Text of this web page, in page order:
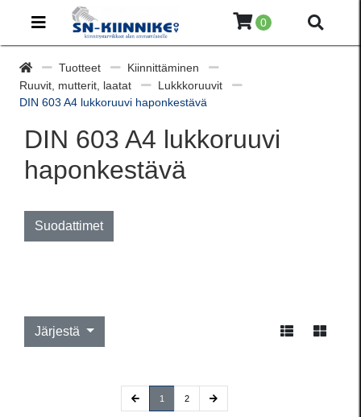
0
Tuotteet
Kiinnittäminen
Ruuvit, mutterit, laatat
Lukkkoruuvit
DIN 603 A4 lukkoruuvi haponkestävä
DIN 603 A4 lukkoruuvi
haponkestävä
Suodattimet
Järjestä
1 (current)
2